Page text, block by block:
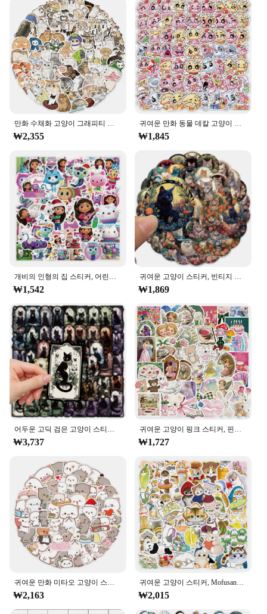
**Unleash Your Inner Artist**
The Miss Cat Tattoo Stickers are a playful addition
to any fashion-forward individual's collection.
Designed with the modern tattoo enthusiast in mind,
these stickers offer a temporary, stylish way to
express your love for body art without the
commitment of a permanent tattoo. Whether you're
looking to add a touch of personality to your outfit
or experiment with different looks, these stickers
are versatile enough to suit any occasion.
**Durable and Reusable**
Crafted from high-quality, waterproof vinyl, these
tattoo stickers are built to last. They are not only
durable but also easy to apply and remove, ensuring
that you can change up your style as often as you
like without damaging your skin. The Miss Cat
Tattoo Stickers are a great investment for those who
enjoy temporary body art, as they can be reused
multiple times, making them an eco-friendly and
cost-effective choice.
Available in a variety of sizes, these tattoo stickers
can be applied to various body parts, from arms and
legs to backs and shoulders. Their vibrant designs
and eye-catching Miss Cat motif make them a
standout accessory at parties, concerts, or any event
where you want to make a statement. These stickers
are not just for personal use; they are also an
excellent option for vendors and suppliers looking
to offer unique and trendy products to their
customers.
In summary, the Miss Cat Tattoo Stickers are a must-
have for anyone who loves to express themselves
through temporary body art. With their high-quality
material, durability, and versatility, these stickers
are perfect for personal use or as a wholesale item
for vendors and suppliers. Embrace your creativity
and stand out with these iconic Miss Cat tattoo
stickers, available for sale in sets to suit your
individual style or bulk orders for businesses.
₩2,355 ₩1,845
₩1,542 ₩1,869
어두운 고딕 검은 고양이 스티커, 미적 타로 고스 데칼, DIY 오토바이 노트북 수하물 휴대폰 멋진 방수 스티커, 10 개, 50 개
₩3,737
귀여운 고양이 핑크 스티커, 핀터레스트 코케트 DIY 스티커, 스크랩북 휴대폰 수하물 스케이트보드 방수 데칼, 50 개
₩1,727
귀여운 만화 미타오 고양이 스티커, 방수 재미있는 고양이 데칼, 물병 노트북 스케이트보드 수하물 어린이 장난감, 60 개
₩2,163
귀여운 고양이 스티커, Mofusand 그래피티 스티커, 재미있는 만화 동물 스크랩북, 수하물 노트북 기타, 자전거 데칼, 10 개, 30 개, 50 개, 110 개
₩2,015